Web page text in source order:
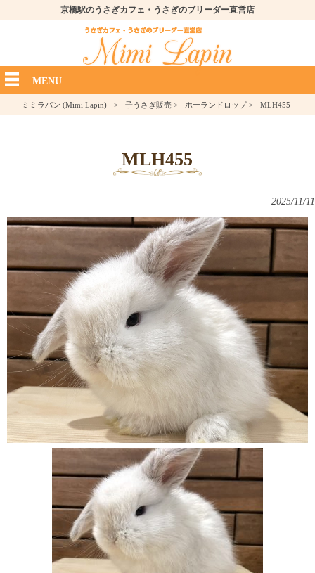
京橋駅のうさぎカフェ・うさぎのブリーダー直営店
MENU
ミミラパン (Mimi Lapin) > 子うさぎ販売> ホーランドロップ> MLH455
MLH455
2025/11/11